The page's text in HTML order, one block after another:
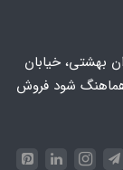
بهشتی، خیابان
هماهنگ شود فروش